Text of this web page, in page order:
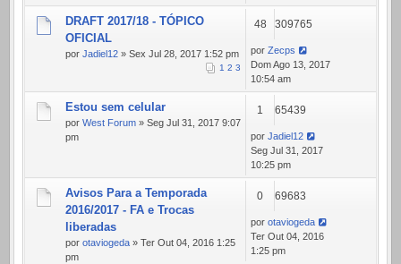
DRAFT 2017/18 - TÓPICO
OFICIAL
por Jadiel12 » Sex Jul 28, 2017 1:52 pm
1 2 3
48 309765
por Zecps
Dom Ago 13, 2017
10:54 am
Estou sem celular
por West Forum » Seg Jul 31, 2017 9:07
pm
1 65439
por Jadiel12
Seg Jul 31, 2017
10:25 pm
Avisos Para a Temporada
2016/2017 - FA e Trocas
liberadas
por otaviogeda » Ter Out 04, 2016 1:25
pm
0 69683
por otaviogeda
Ter Out 04, 2016
1:25 pm